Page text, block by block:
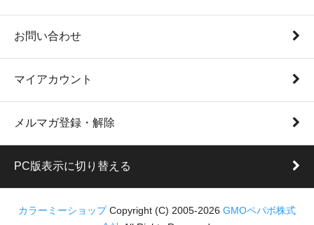
お問い合わせ
マイアカウント
メルマガ登録・解除
PC版表示に切り替える
カラーミーショップ Copyright (C) 2005-2026 GMOペパボ株式